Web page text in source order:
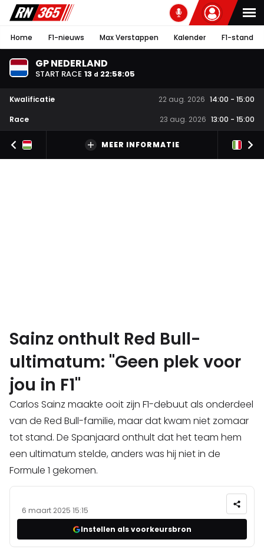
Home F1-nieuws Max Verstappen Kalender F1-stand
GP NEDERLAND
START RACE 13 d 22:58:04
Kwalificatie 22 aug. 2026 14:00 - 15:00
Race
23 aug. 2026 13:00 - 15:00
MEER INFORMATIE
Sainz onthult Red Bull-
ultimatum: "Geen plek voor
jou in F1"
Carlos Sainz maakte ooit zijn F1-debuut als onderdeel
van de Red Bull-familie, maar dat kwam niet zomaar
tot stand. De Spanjaard onthult dat het team hem
een ultimatum stelde, anders was hij niet in de
Formule 1 gekomen.
6 maart 2025 15:15
Instellen als voorkeursbron